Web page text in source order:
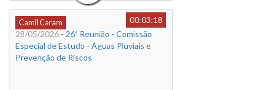
Camil Caram
00:03:18
28/05/2026 - 26ª Reunião - Comissão
Especial de Estudo - Águas Pluviais e
Prevenção de Riscos